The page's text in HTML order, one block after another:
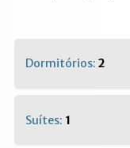
Dormitórios:2
Suítes: 1